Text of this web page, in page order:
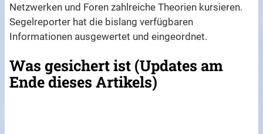
Netzwerken und Foren zahlreiche Theorien kursieren.
Segelreporter hat die bislang verfügbaren
Informationen ausgewertet und eingeordnet.
Was gesichert ist (Updates am
Ende dieses Artikels)